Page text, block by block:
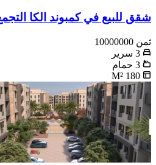
شقق للبيع في كمبوند الكا التجمع
ثمن 10000000
3 سرير
3 حمام
180
M²